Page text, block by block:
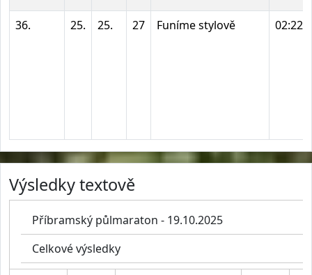
36. 25. 25. 27 Funíme stylově
Výsledky textově
Příbramský půlmaraton - 19.10.2025
Celkové výsledky